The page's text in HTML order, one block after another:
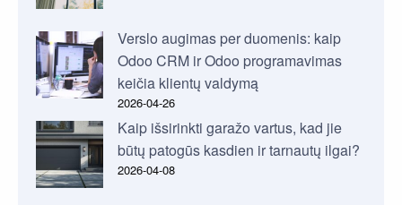
Verslo augimas per duomenis: kaip
Odoo CRM ir Odoo programavimas
keičia klientų valdymą
2026-04-26
Kaip išsirinkti garažo vartus, kad jie
būtų patogūs kasdien ir tarnautų ilgai?
2026-04-08